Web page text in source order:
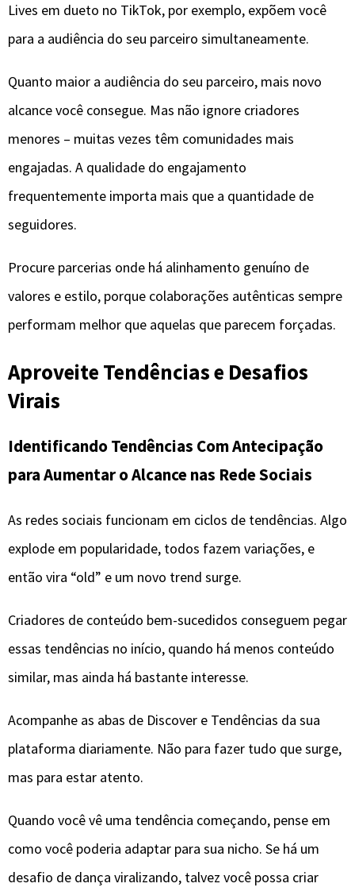
Lives em dueto no TikTok, por exemplo, expõem você
para a audiência do seu parceiro simultaneamente.
Quanto maior a audiência do seu parceiro, mais novo
alcance você consegue. Mas não ignore criadores
menores – muitas vezes têm comunidades mais
engajadas. A qualidade do engajamento
frequentemente importa mais que a quantidade de
seguidores.
Procure parcerias onde há alinhamento genuíno de
valores e estilo, porque colaborações autênticas sempre
performam melhor que aquelas que parecem forçadas.
Aproveite Tendências e Desafios
Virais
Identificando Tendências Com Antecipação
para Aumentar o Alcance nas Rede Sociais
As redes sociais funcionam em ciclos de tendências. Algo
explode em popularidade, todos fazem variações, e
então vira “old” e um novo trend surge.
Criadores de conteúdo bem-sucedidos conseguem pegar
essas tendências no início, quando há menos conteúdo
similar, mas ainda há bastante interesse.
Acompanhe as abas de Discover e Tendências da sua
plataforma diariamente. Não para fazer tudo que surge,
mas para estar atento.
Quando você vê uma tendência começando, pense em
como você poderia adaptar para sua nicho. Se há um
desafio de dança viralizando, talvez você possa criar